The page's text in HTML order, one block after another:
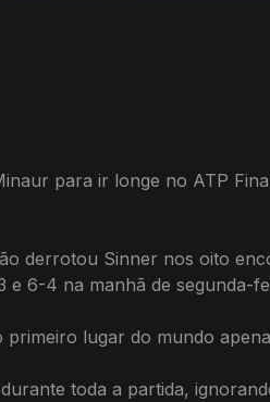
para ir longe no ATP
derrotou Sinner nos oito
e 6-4 na manhã de segunda-
lugar do mundo
toda a partida,